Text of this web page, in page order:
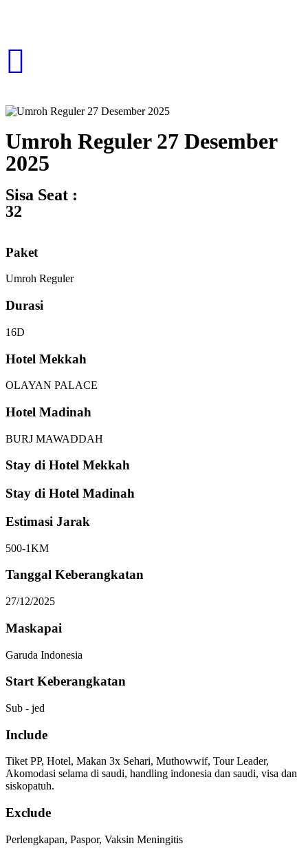
Umroh Reguler 27 Desember
2025
Sisa Seat :
32
Paket
Umroh Reguler
Durasi
16D
Hotel Mekkah
OLAYAN PALACE
Hotel Madinah
BURJ MAWADDAH
Stay di Hotel Mekkah
Stay di Hotel Madinah
Estimasi Jarak
500-1KM
Tanggal Keberangkatan
27/12/2025
Maskapai
Garuda Indonesia
Start Keberangkatan
Sub - jed
Include
Tiket PP, Hotel, Makan 3x Sehari, Muthowwif, Tour Leader,
Akomodasi selama di saudi, handling indonesia dan saudi, visa dan
siskopatuh.
Exclude
Perlengkapan, Paspor, Vaksin Meningitis